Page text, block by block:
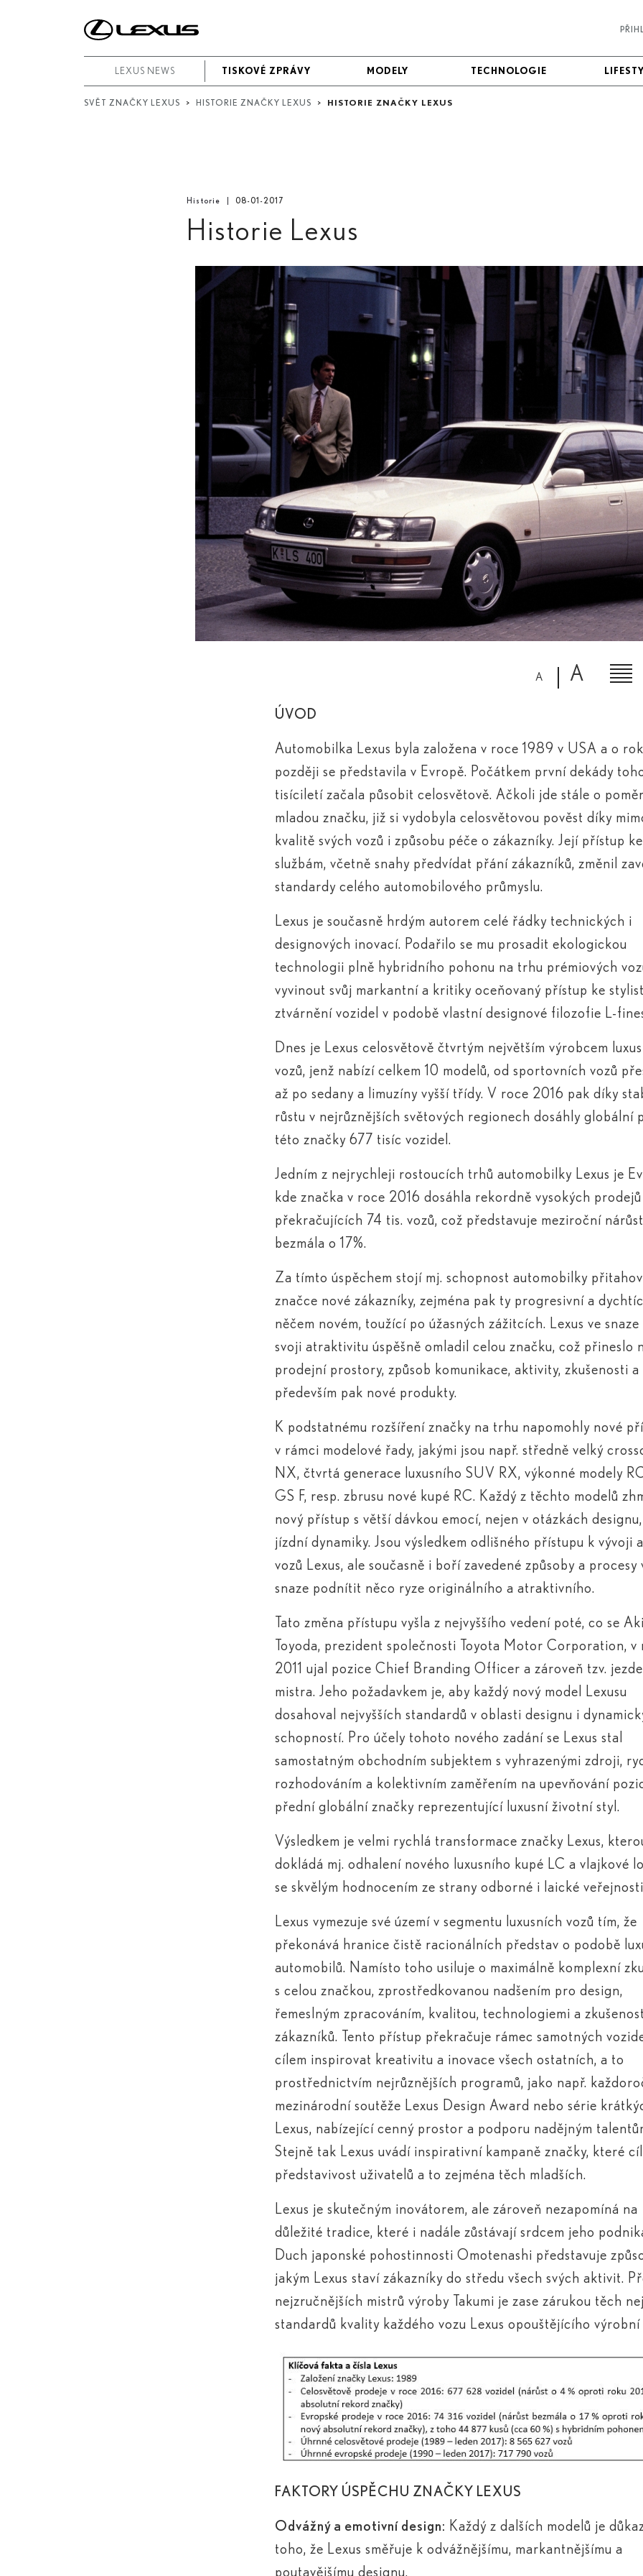
LEXUS NEWS TISKOVÉ ZPRÁVY MODELY TECHNOLOGIE
LEXUS NEWS TISKOVÉ ZPRÁVY MODELY TECHNOLOGIE
SVĚT ZNAČKY LEXUS > HISTORIE ZNAČKY LEXUS > HISTORIE ZNAČKY LEXUS
Historie 08-01-2017
Historie Lexus
A A
ÚVOD
Automobilka Lexus byla založena v roce 1989 v USA a o rok
později se představila v Evropě. Počátkem první dekády
tisíciletí začala působit celosvětově. Ačkoli jde stále o
mladou značku, již si vydobyla celosvětovou pověst díky
kvalitě svých vozů i způsobu péče o zákazníky. Její přístup ke
službám, včetně snahy předvídat přání zákazníků, změnil
standardy celého automobilového průmyslu.
Lexus je současně hrdým autorem celé řádky technických i
designových inovací. Podařilo se mu prosadit ekologickou
technologii plně hybridního pohonu na trhu prémiových
vyvinout svůj markantní a kritiky oceňovaný přístup ke
ztvárnění vozidel v podobě vlastní designové filozofie L-
Dnes je Lexus celosvětově čtvrtým největším výrobcem
vozů, jenž nabízí celkem 10 modelů, od sportovních vozů
až po sedany a limuzíny vyšší třídy. V roce 2016 pak díky
růstu v nejrůznějších světových regionech dosáhly globální
této značky 677 tisíc vozidel.
Jedním z nejrychleji rostoucích trhů automobilky Lexus je
kde značka v roce 2016 dosáhla rekordně vysokých prodejů
překračujících 74 tis. vozů, což představuje meziroční nárůst
bezmála o 17%.
Za tímto úspěchem stojí mj. schopnost automobilky
značce nové zákazníky, zejména pak ty progresivní a
něčem novém, toužící po úžasných zážitcích. Lexus ve
svoji atraktivitu úspěšně omladil celou značku, což přineslo
prodejní prostory, způsob komunikace, aktivity, zkušenosti a
především pak nové produkty.
K podstatnému rozšíření značky na trhu napomohly nové
v rámci modelové řady, jakými jsou např. středně velký
NX, čtvrtá generace luxusního SUV RX, výkonné modely
GS F, resp. zbrusu nové kupé RC. Každý z těchto modelů
nový přístup s větší dávkou emocí, nejen v otázkách
jízdní dynamiky. Jsou výsledkem odlišného přístupu k vývoji
vozů Lexus, ale současně i boří zavedené způsoby a procesy
snaze podnítit něco ryze originálního a atraktivního.
Tato změna přístupu vyšla z nejvyššího vedení poté, co se
Toyoda, prezident společnosti Toyota Motor Corporation, v
2011 ujal pozice Chief Branding Officer a zároveň tzv.
mistra. Jeho požadavkem je, aby každý nový model Lexusu
dosahoval nejvyšších standardů v oblasti designu i
schopností. Pro účely tohoto nového zadání se Lexus stal
samostatným obchodním subjektem s vyhrazenými zdroji,
rozhodováním a kolektivním zaměřením na upevňování
přední globální značky reprezentující luxusní životní styl.
Výsledkem je velmi rychlá transformace značky Lexus,
dokládá mj. odhalení nového luxusního kupé LC a vlajkové
se skvělým hodnocením ze strany odborné i laické
Lexus vymezuje své území v segmentu luxusních vozů tím, že
překonává hranice čistě racionálních představ o podobě
automobilů. Namísto toho usiluje o maximálně komplexní
s celou značkou, zprostředkovanou nadšením pro design,
řemeslným zpracováním, kvalitou, technologiemi a
zákazníků. Tento přístup překračuje rámec samotných
cílem inspirovat kreativitu a inovace všech ostatních, a to
prostřednictvím nejrůznějších programů, jako např.
mezinárodní soutěže Lexus Design Award nebo série
Lexus, nabízející cenný prostor a podporu nadějným
Stejně tak Lexus uvádí inspirativní kampaně značky, které
představivost uživatelů a to zejména těch mladších.
Lexus je skutečným inovátorem, ale zároveň nezapomíná na
důležité tradice, které i nadále zůstávají srdcem jeho
Duch japonské pohostinnosti Omotenashi představuje
jakým Lexus staví zákazníky do středu všech svých aktivit.
nejzručnějších mistrů výroby Takumi je zase zárukou těch
standardů kvality každého vozu Lexus opouštějícího výrobní
FAKTORY ÚSPĚCHU ZNAČKY LEXUS
Odvážný a emotivní design: Každý z dalších modelů je
toho, že Lexus směřuje k odvážnějšímu, markantnějšímu a
poutavějšímu designu.